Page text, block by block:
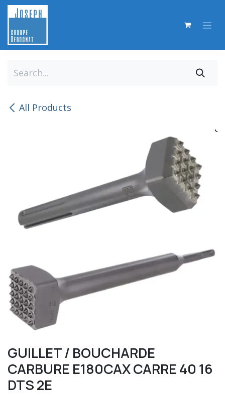
Skip to Content
All Products
GUILLET / BOUCHARDE
CARBURE E180CAX CARRE 40 16
DTS 2E